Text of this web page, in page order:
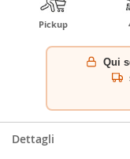
Pickup
Qui
Dettagli